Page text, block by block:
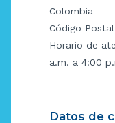
Colombia
Código Postal:
Horario de
a.m. a 4:00
Datos de